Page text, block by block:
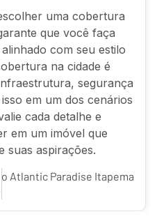
uma cobertura
que você faça
com seu estilo
na cidade é
segurança
em um dos cenários
cada detalhe e
em um imóvel que
suas aspirações.
Atlantic Paradise Itapema